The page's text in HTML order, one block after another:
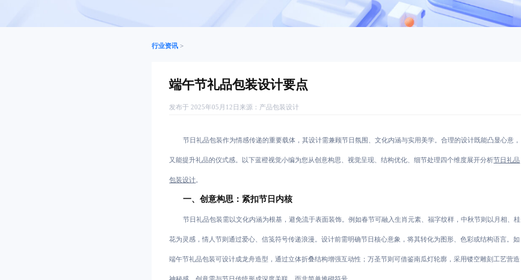
行业资讯 >
端午节礼品包装设计要点
发布于 2025年05月12日 来源： 产品包装设计
节日礼品包装作为情感传递的重要载体，其设计需兼顾节日氛围、文化内涵与实用美学。合理的设计既能凸显心意，
又能提升礼品的仪式感。以下蓝橙视觉小编为您从创意构思、视觉呈现、结构优化、细节处理四个维度展开分析节日礼品
包装设计
一、创意构思：紧扣节日内核
节日礼品包装需以文化内涵为根基，避免流于表面装饰。例如春节可融入生肖元素、福字纹样，中秋节则以月相、桂
花为灵感，情人节则通过爱心、信笺符号传递浪漫。设计前需明确节日核心意象，将其转化为图形、色彩或结构语言。如
端午节礼品包装可设计成龙舟造型，通过立体折叠结构增强互动性；万圣节则可借鉴南瓜灯轮廓，采用镂空雕刻工艺营造